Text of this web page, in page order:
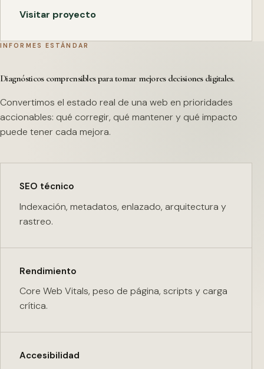
Visitar proyecto
INFORMES ESTÁNDAR
Diagnósticos comprensibles para tomar mejores decisiones digitales.
Convertimos el estado real de una web en prioridades
accionables: qué corregir, qué mantener y qué impacto
puede tener cada mejora.
SEO técnico
Indexación, metadatos, enlazado, arquitectura y
rastreo.
Rendimiento
Core Web Vitals, peso de página, scripts y carga
crítica.
Accesibilidad